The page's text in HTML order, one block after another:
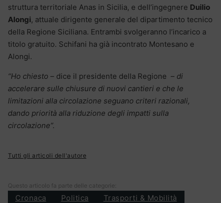
struttura territoriale Anas in Sicilia, e dell’ingegnere Duilio
Alongi, attuale dirigente generale del dipartimento tecnico
della Regione Siciliana. Entrambi svolgeranno l’incarico a
titolo gratuito. Schifani ha già incontrato Montesano e
Alongi.
“Ho chiesto – dice il presidente della Regione – di
accelerare sulle chiusure di nuovi cantieri e che le
limitazioni alla circolazione seguano criteri razionali,
dando priorità alla riduzione degli impatti sulla
circolazione”.
Tutti gli articoli dell'autore
Questo articolo fa parte delle categorie:
Cronaca Politica Trasporti & Mobilità